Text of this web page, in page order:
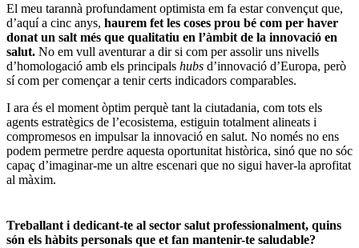
El meu tarannà profundament optimista em fa estar convençut que,
d’aquí a cinc anys, haurem fet les coses prou bé com per haver
donat un salt més que qualitatiu en l’àmbit de la innovació en
salut. No em vull aventurar a dir si com per assolir uns nivells
d’homologació amb els principals hubs d’innovació d’Europa, però
sí com per començar a tenir certs indicadors comparables.
I ara és el moment òptim perquè tant la ciutadania, com tots els
agents estratègics de l’ecosistema, estiguin totalment alineats i
compromesos en impulsar la innovació en salut. No només no ens
podem permetre perdre aquesta oportunitat històrica, sinó que no sóc
capaç d’imaginar-me un altre escenari que no sigui haver-la aprofitat
al màxim.
Treballant i dedicant-te al sector salut professionalment, quins
són els hàbits personals que et fan mantenir-te saludable?